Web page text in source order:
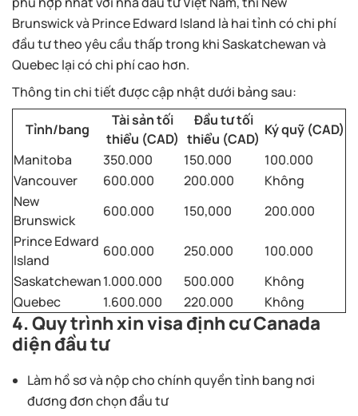
Brunswick và Prince Edward Island là hai tỉnh có chi phí
đầu tư theo yêu cầu thấp trong khi Saskatchewan và
Quebec lại có chi phí cao hơn.
Thông tin chi tiết được cập nhật dưới bảng sau:
Tỉnh/bang
Tài sản tối
thiểu (CAD)
Đầu tư tối
thiểu (CAD)
Ký quỹ (CAD)
Manitoba
350.000 150.000
100.000
Vancouver
600.000 200.000
Không
New
Brunswick
600.000 150,000
200.000
Prince Edward
Island
600.000 250.000
100.000
Saskatchewan1.000.000 500.000
Không
Quebec
1.600.000 220.000 Không
4. Quy trình xin visa định cư Canada
diện đầu tư
Làm hồ sơ và nộp cho chính quyền tỉnh bang nơi
đương đơn chọn đầu tư